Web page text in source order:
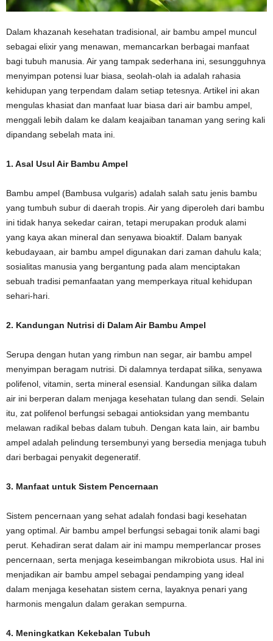
Dalam khazanah kesehatan tradisional, air bambu ampel muncul
sebagai elixir yang menawan, memancarkan berbagai manfaat
bagi tubuh manusia. Air yang tampak sederhana ini, sesungguhnya
menyimpan potensi luar biasa, seolah-olah ia adalah rahasia
kehidupan yang terpendam dalam setiap tetesnya. Artikel ini akan
mengulas khasiat dan manfaat luar biasa dari air bambu ampel,
menggali lebih dalam ke dalam keajaiban tanaman yang sering kali
dipandang sebelah mata ini.
1. Asal Usul Air Bambu Ampel
Bambu ampel (Bambusa vulgaris) adalah salah satu jenis bambu
yang tumbuh subur di daerah tropis. Air yang diperoleh dari bambu
ini tidak hanya sekedar cairan, tetapi merupakan produk alami
yang kaya akan mineral dan senyawa bioaktif. Dalam banyak
kebudayaan, air bambu ampel digunakan dari zaman dahulu kala;
sosialitas manusia yang bergantung pada alam menciptakan
sebuah tradisi pemanfaatan yang memperkaya ritual kehidupan
sehari-hari.
2. Kandungan Nutrisi di Dalam Air Bambu Ampel
Serupa dengan hutan yang rimbun nan segar, air bambu ampel
menyimpan beragam nutrisi. Di dalamnya terdapat silika, senyawa
polifenol, vitamin, serta mineral esensial. Kandungan silika dalam
air ini berperan dalam menjaga kesehatan tulang dan sendi. Selain
itu, zat polifenol berfungsi sebagai antioksidan yang membantu
melawan radikal bebas dalam tubuh. Dengan kata lain, air bambu
ampel adalah pelindung tersembunyi yang bersedia menjaga tubuh
dari berbagai penyakit degeneratif.
3. Manfaat untuk Sistem Pencernaan
Sistem pencernaan yang sehat adalah fondasi bagi kesehatan
yang optimal. Air bambu ampel berfungsi sebagai tonik alami bagi
perut. Kehadiran serat dalam air ini mampu memperlancar proses
pencernaan, serta menjaga keseimbangan mikrobiota usus. Hal ini
menjadikan air bambu ampel sebagai pendamping yang ideal
dalam menjaga kesehatan sistem cerna, layaknya penari yang
harmonis mengalun dalam gerakan sempurna.
4. Meningkatkan Kekebalan Tubuh